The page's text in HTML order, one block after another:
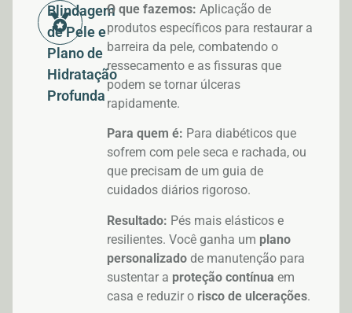
Blindagem
de Pele e
Plano de
Hidratação
Profunda
O que fazemos: Aplicação de
produtos específicos para restaurar a
barreira da pele, combatendo o
ressecamento e as fissuras que
podem se tornar úlceras
rapidamente.
Para quem é: Para diabéticos que
sofrem com pele seca e rachada, ou
que precisam de um guia de
cuidados diários rigoroso.
Resultado: Pés mais elásticos e
resilientes. Você ganha um plano
personalizado de manutenção para
sustentar a proteção contínua em
casa e reduzir o risco de ulcerações.